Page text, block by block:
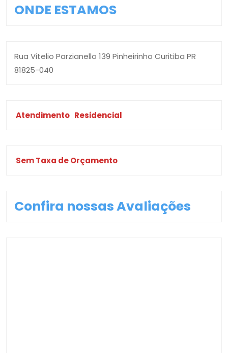
ONDE ESTAMOS
Rua Vitelio Parzianello 139 Pinheirinho Curitiba PR
81825-040
Atendimento Residencial
Sem Taxa de Orçamento
Confira nossas Avaliações